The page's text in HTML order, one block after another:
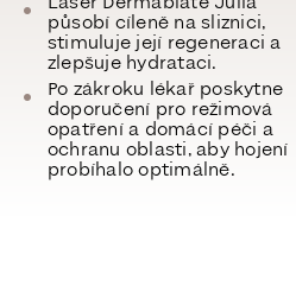
působí cíleně na sliznici,
stimuluje její regeneraci a
zlepšuje hydrataci.
Po zákroku lékař poskytne
doporučení pro režimová
opatřenía domácí péči a
ochranu oblasti, aby hojení
probíhalo optimálně.